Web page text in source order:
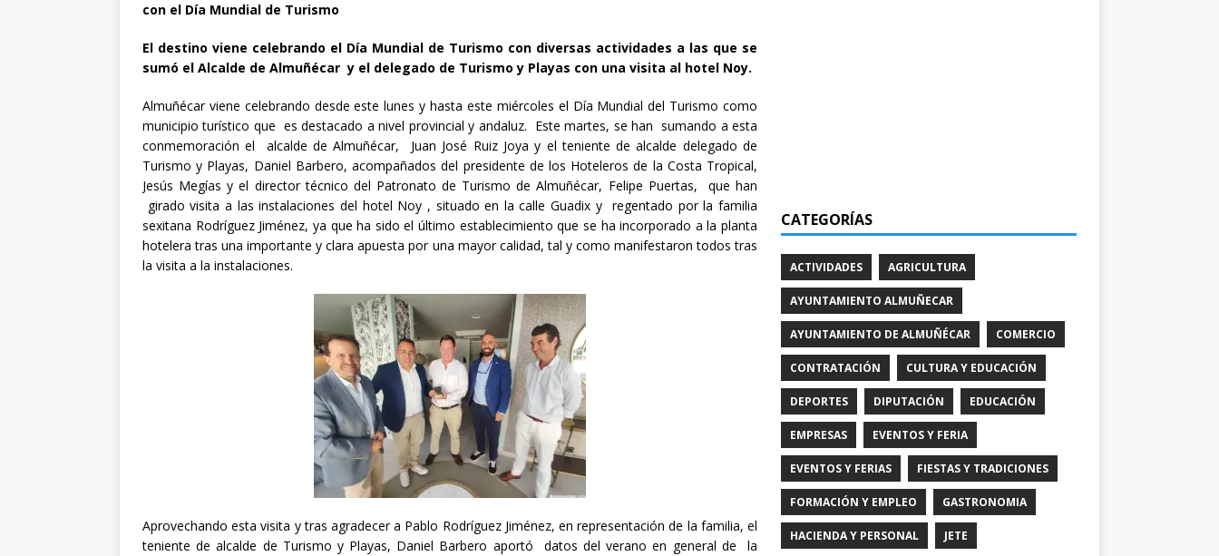
con el Día Mundial de Turismo
El destino viene celebrando el Día Mundial de Turismo con diversas actividades a las que se
sumó el Alcalde de Almuñécar y el delegado de Turismo y Playas con una visita al hotel Noy.
Almuñécar viene celebrando desde este lunes y hasta este miércoles el Día Mundial del Turismo como
municipio turístico que es destacado a nivel provincial y andaluz. Este martes, se han sumando a esta
conmemoración el alcalde de Almuñécar, Juan José Ruiz Joya y el teniente de alcalde delegado de
Turismo y Playas, Daniel Barbero, acompañados del presidente de los Hoteleros de la Costa Tropical,
Jesús Megías y el director técnico del Patronato de Turismo de Almuñécar, Felipe Puertas, que han
girado visita a las instalaciones del hotel Noy , situado en la calle Guadix y regentado por la familia
sexitana Rodríguez Jiménez, ya que ha sido el último establecimiento que se ha incorporado a la planta
hotelera tras una importante y clara apuesta por una mayor calidad, tal y como manifestaron todos tras
la visita a la instalaciones.
Aprovechando esta visita y tras agradecer a Pablo Rodríguez Jiménez, en representación de la familia, el
teniente de alcalde de Turismo y Playas, Daniel Barbero aportó datos del verano en general de la
CATEGORÍAS
ACTIVIDADES AGRICULTURA
AYUNTAMIENTO ALMUÑECAR
AYUNTAMIENTO DE ALMUÑÉCAR COMERCIO
CONTRATACIÓN CULTURA Y EDUCACIÓN
DEPORTES DIPUTACIÓN EDUCACIÓN
EMPRESAS EVENTOS Y FERIA
EVENTOS Y FERIAS FIESTAS Y TRADICIONES
FORMACIÓN Y EMPLEO GASTRONOMIA
HACIENDA Y PERSONAL JETE